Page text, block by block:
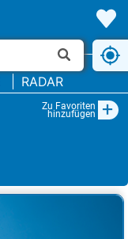
RADAR
Zu Favoriten
hinzufügen +